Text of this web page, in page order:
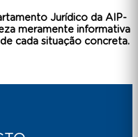
Jurídico da AIP-
meramente informativa
cada situação concreta.